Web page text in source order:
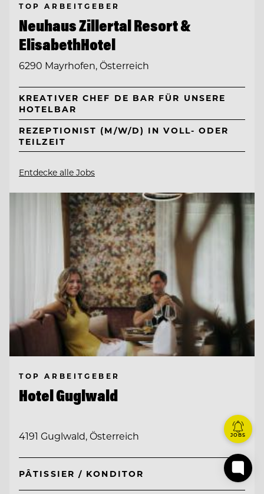
TOP ARBEITGEBER
Neuhaus Zillertal Resort &
ElisabethHotel
6290 Mayrhofen, Österreich
KREATIVER CHEF DE BAR FÜR UNSERE
HOTELBAR
REZEPTIONIST (M/W/D) IN VOLL- ODER
TEILZEIT
Entdecke alle Jobs
TOP ARBEITGEBER
Hotel Guglwald
4191 Guglwald, Österreich
PÂTISSIER / KONDITOR
JOBS